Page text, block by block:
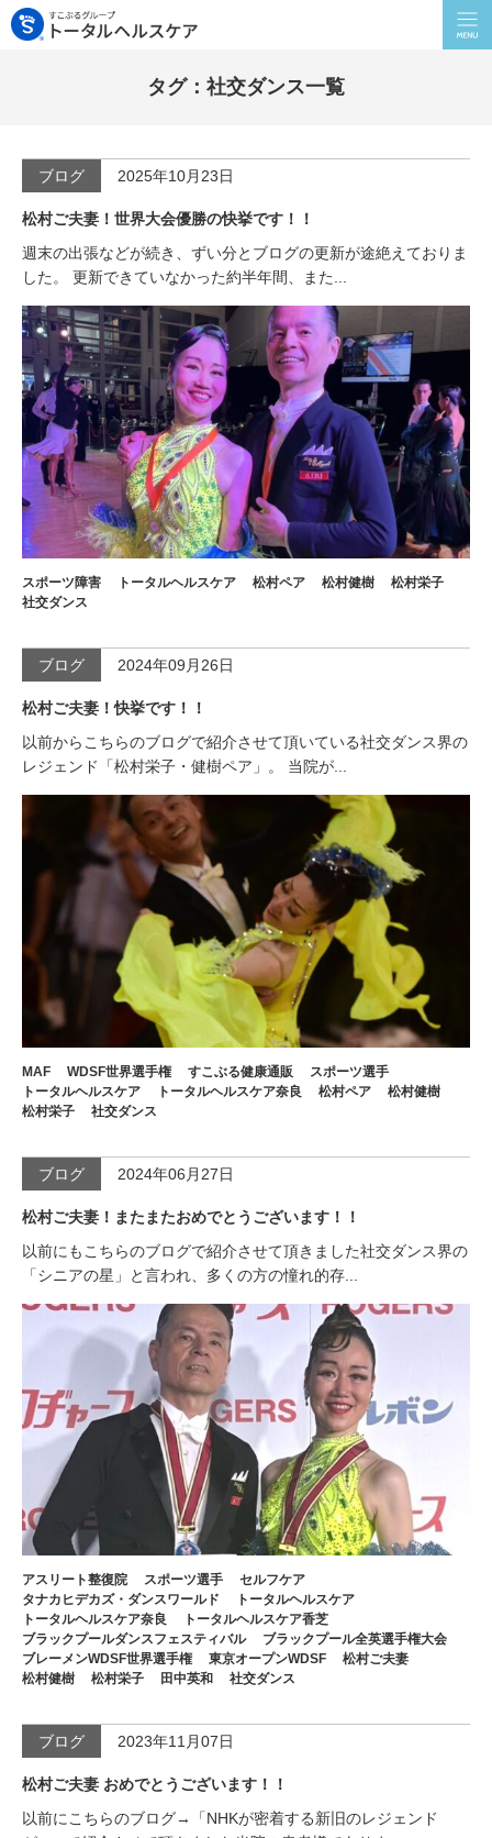
タグ：社交ダンス一覧
ブログ 2025年10月23日
松村ご夫妻！世界大会優勝の快挙です！！
週末の出張などが続き、ずい分とブログの更新が途絶えておりま
した。 更新できていなかった約半年間、また...
スポーツ障害 トータルヘルスケア 松村ペア 松村健樹
松村栄子
社交ダンス
ブログ 2024年09月26日
松村ご夫妻！快挙です！！
以前からこちらのブログで紹介させて頂いている社交ダンス界の
レジェンド「松村栄子・健樹ペア」。 当院が...
MAF WDSF世界選手権 すこぶる健康通販
スポーツ選手
トータルヘルスケア
トータルヘルスケア奈良 松村ペア
松村健樹
松村栄子
社交ダンス
ブログ 2024年06月27日
松村ご夫妻！またまたおめでとうございます！！
以前にもこちらのブログで紹介させて頂きました社交ダンス界の
「シニアの星」と言われ、多くの方の憧れ的存...
アスリート整復院 スポーツ選手
セルフケア
タナカヒデカズ・ダンスワールド
トータルヘルスケア
トータルヘルスケア奈良
トータルヘルスケア香芝
ブラックプールダンスフェスティバル
ブラックプール全英選手権大会
ブレーメンWDSF世界選手権
東京オープンWDSF
松村ご夫妻
松村健樹
松村栄子 田中英和 社交ダンス
ブログ 2023年11月07日
松村ご夫妻 おめでとうございます！！
以前にこちらのブログ→「NHKが密着する新旧のレジェンド